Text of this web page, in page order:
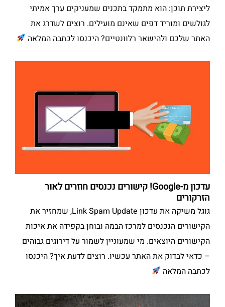
ליצירת תוכן: הוא מתמקד בתכנים שמעניקים ערך אמיתי
לגולשים ומוריד דפים שאינם מועילים. רוצים לשדרג את
האתר שלכם ולהישאר רלוונטיים? היכנסו לכתבה המלאה
עדכון מ-Google! קישורים נכנסים חוזרים לאור
הזרקורים
גוגל משיקה את עדכון Link Spam Update, שמחזיר את
הקישורים הנכנסים למרכז הבמה ובוחן בקפידה את איכות
הקישורים היוצאים. מי שמעוניין לשמור על דירוגים גבוהים
– כדאי לבדוק את האתר עכשיו. רוצים לדעת איך? היכנסו
לכתבה המלאה